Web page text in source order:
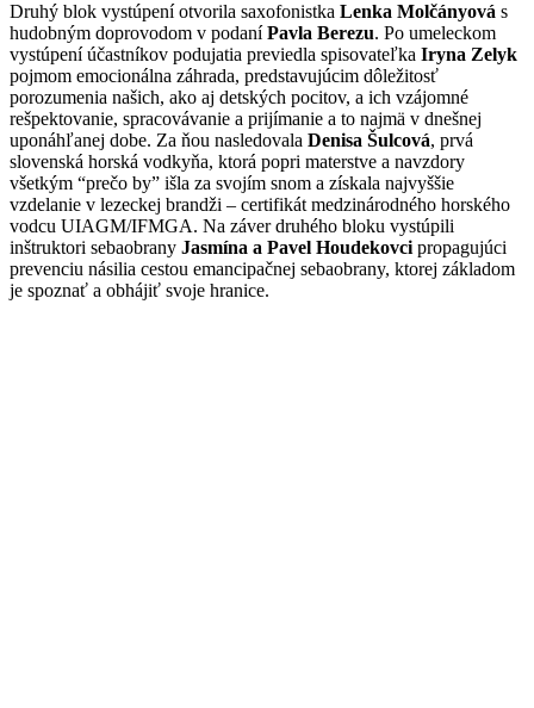
Druhý blok vystúpení otvorila saxofonistka Lenka Molčányová s
hudobným doprovodom v podaníPavla Berezu. Po umeleckom
vystúpení účastníkov podujatia previedla spisovateľka Iryna Zelyk
pojmom emocionálna záhrada, predstavujúcim dôležitosť
porozumenia našich, ako aj detských pocitov, a ich vzájomné
rešpektovanie, spracovávanie a prijímanie a to najmä v dnešnej
uponáhľanej dobe. Za ňou nasledovala Denisa Šulcová, prvá
slovenská horská vodkyňa, ktorá popri materstve a navzdory
všetkým “prečo by” išla za svojím snom a získala najvyššie
vzdelanie v lezeckej brandži – certifikát medzinárodného horského
vodcu UIAGM/IFMGA. Na záver druhého bloku vystúpili
inštruktori sebaobrany Jasmína a Pavel Houdekovcipropagujúci
prevenciu násilia cestou emancipačnej sebaobrany, ktorej základom
je spoznať a obhájiť svoje hranice.